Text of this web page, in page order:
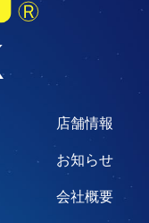
店舗情報
お知らせ
会社概要